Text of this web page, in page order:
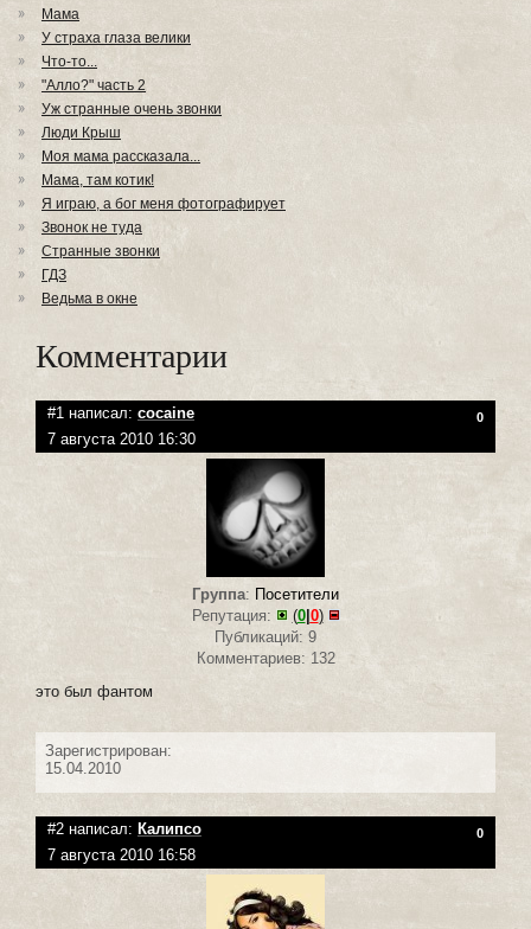
Мама
У страха глаза велики
Что-то...
"Алло?" часть 2
Уж странные очень звонки
Люди Крыш
Моя мама рассказала...
Мама, там котик!
Я играю, а бог меня фотографирует
Звонок не туда
Странные звонки
ГДЗ
Ведьма в окне
Комментарии
#1 написал: cocaine 0
7 августа 2010 16:30
Группа: Посетители
Репутация:
(0| 0)
Публикаций: 9
Комментариев: 132
это был фантом
Зарегистрирован:
15.04.2010
#2 написал: Калипсо 0
7 августа 2010 16:58